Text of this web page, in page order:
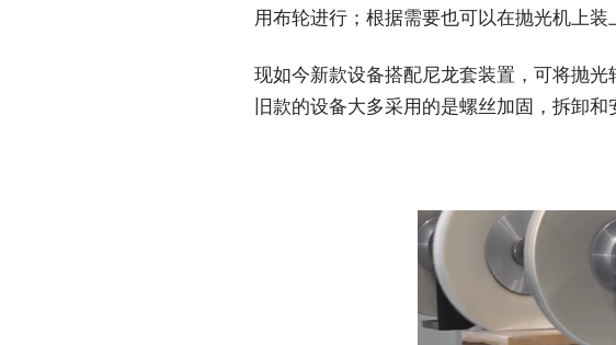
用布轮进行；根据需要也可以在抛光机上装
现如今新款设备搭配尼龙套装置，可将抛
旧款的设备大多采用的是螺丝加固，拆卸和